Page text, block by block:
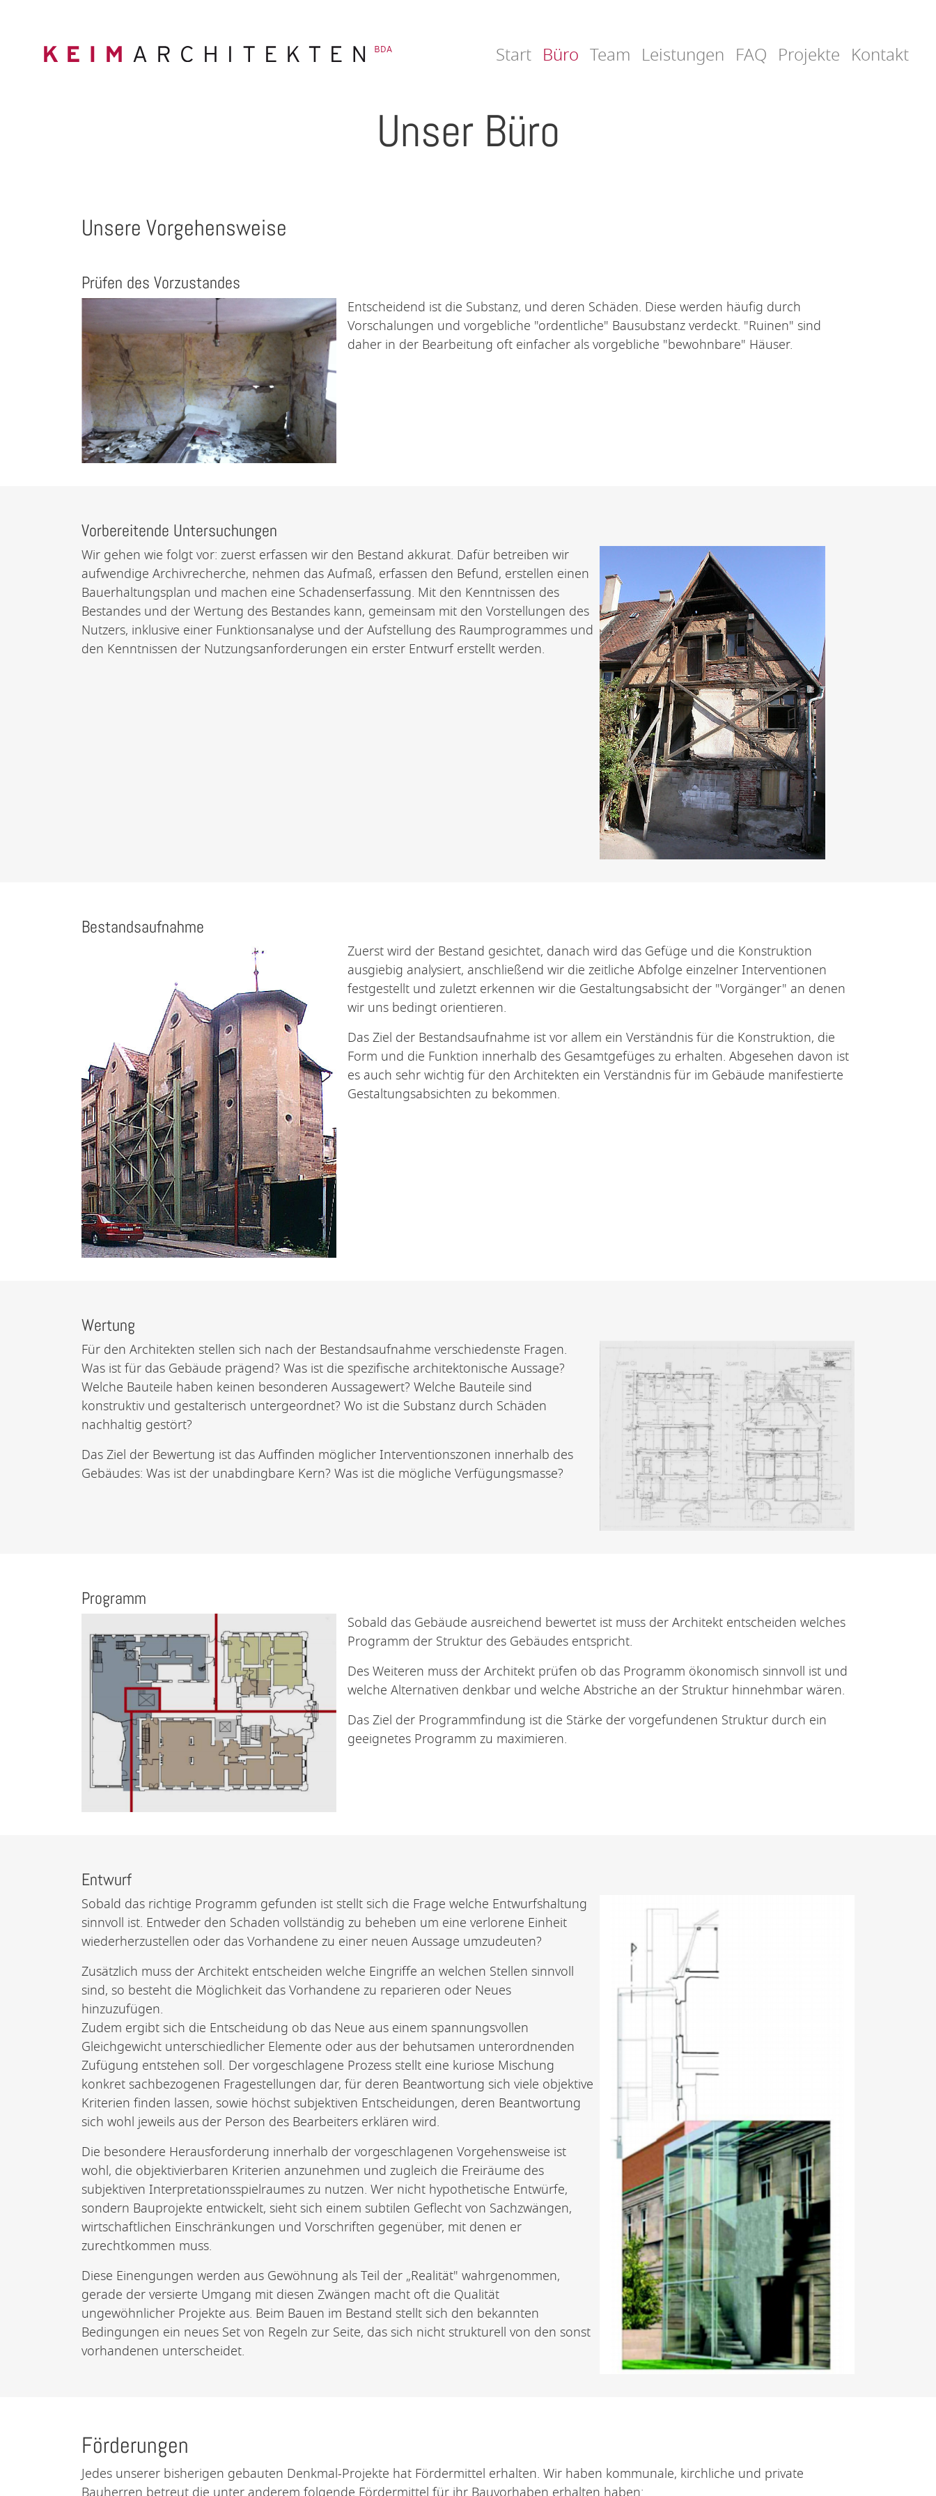
Start Büro (aktiv)
Team Leistungen FAQ Projekte Kontakt
Unser Büro
Unsere Vorgehensweise
Prüfen des Vorzustandes
Entscheidend ist die Substanz, und deren Schäden. Diese werden häufig durch
Vorschalungen und vorgebliche "ordentliche" Bausubstanz verdeckt. "Ruinen" sind
daher in der Bearbeitung oft einfacher als vorgebliche "bewohnbare" Häuser.
Vorbereitende Untersuchungen
Wir gehen wie folgt vor: zuerst erfassen wir den Bestand akkurat. Dafür betreiben wir
aufwendige Archivrecherche, nehmen das Aufmaß, erfassen den Befund, erstellen einen
Bauerhaltungsplan und machen eine Schadenserfassung. Mit den Kenntnissen des
Bestandes und der Wertung des Bestandes kann, gemeinsam mit den Vorstellungen des
Nutzers, inklusive einer Funktionsanalyse und der Aufstellung des Raumprogrammes und
den Kenntnissen der Nutzungsanforderungen ein erster Entwurf erstellt werden.
Bestandsaufnahme
Zuerst wird der Bestand gesichtet, danach wird das Gefüge und die Konstruktion
ausgiebig analysiert, anschließend wir die zeitliche Abfolge einzelner Interventionen
festgestellt und zuletzt erkennen wir die Gestaltungsabsicht der "Vorgänger" an denen
wir uns bedingt orientieren.
Das Ziel der Bestandsaufnahme ist vor allem ein Verständnis für die Konstruktion, die
Form und die Funktion innerhalb des Gesamtgefüges zu erhalten. Abgesehen davon ist
es auch sehr wichtig für den Architekten ein Verständnis für im Gebäude manifestierte
Gestaltungsabsichten zu bekommen.
Wertung
Für den Architekten stellen sich nach der Bestandsaufnahme verschiedenste Fragen.
Was ist für das Gebäude prägend? Was ist die spezifische architektonische Aussage?
Welche Bauteile haben keinen besonderen Aussagewert? Welche Bauteile sind
konstruktiv und gestalterisch untergeordnet? Wo ist die Substanz durch Schäden
nachhaltig gestört?
Das Ziel der Bewertung ist das Auffinden möglicher Interventionszonen innerhalb des
Gebäudes: Was ist der unabdingbare Kern? Was ist die mögliche Verfügungsmasse?
Programm
Sobald das Gebäude ausreichend bewertet ist muss der Architekt entscheiden welches
Programm der Struktur des Gebäudes entspricht.
Des Weiteren muss der Architekt prüfen ob das Programm ökonomisch sinnvoll ist und
welche Alternativen denkbar und welche Abstriche an der Struktur hinnehmbar wären.
Das Ziel der Programmfindung ist die Stärke der vorgefundenen Struktur durch ein
geeignetes Programm zu maximieren.
Entwurf
Sobald das richtige Programm gefunden ist stellt sich die Frage welche Entwurfshaltung
sinnvoll ist. Entweder den Schaden vollständig zu beheben um eine verlorene Einheit
wiederherzustellen oder das Vorhandene zu einer neuen Aussage umzudeuten?
Zusätzlich muss der Architekt entscheiden welche Eingriffe an welchen Stellen sinnvoll
sind, so besteht die Möglichkeit das Vorhandene zu reparieren oder Neues
hinzuzufügen.
Zudem ergibt sich die Entscheidung ob das Neue aus einem spannungsvollen
Gleichgewicht unterschiedlicher Elemente oder aus der behutsamen unterordnenden
Zufügung entstehen soll. Der vorgeschlagene Prozess stellt eine kuriose Mischung
konkret sachbezogenen Fragestellungen dar, für deren Beantwortung sich viele objektive
Kriterien finden lassen, sowie höchst subjektiven Entscheidungen, deren Beantwortung
sich wohl jeweils aus der Person des Bearbeiters erklären wird.
Die besondere Herausforderung innerhalb der vorgeschlagenen Vorgehensweise ist
wohl, die objektivierbaren Kriterien anzunehmen und zugleich die Freiräume des
subjektiven Interpretationsspielraumes zu nutzen. Wer nicht hypothetische Entwürfe,
sondern Bauprojekte entwickelt, sieht sich einem subtilen Geflecht von Sachzwängen,
wirtschaftlichen Einschränkungen und Vorschriften gegenüber, mit denen er
zurechtkommen muss.
Diese Einengungen werden aus Gewöhnung als Teil der „Realität" wahrgenommen,
gerade der versierte Umgang mit diesen Zwängen macht oft die Qualität
ungewöhnlicher Projekte aus. Beim Bauen im Bestand stellt sich den bekannten
Bedingungen ein neues Set von Regeln zur Seite, das sich nicht strukturell von den sonst
vorhandenen unterscheidet.
Förderungen
Jedes unserer bisherigen gebauten Denkmal-Projekte hat Fördermittel erhalten. Wir haben kommunale, kirchliche und private